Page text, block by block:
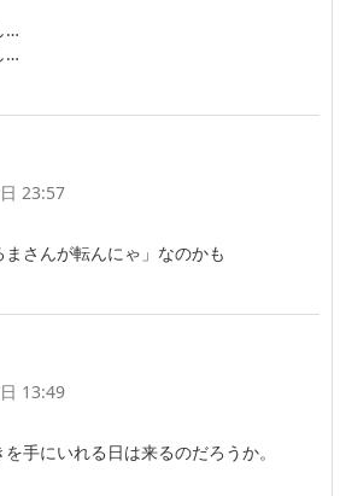
…
…
23:57
さんが転んにゃ」なのかも
13:49
手にいれる日は来るのだろうか。